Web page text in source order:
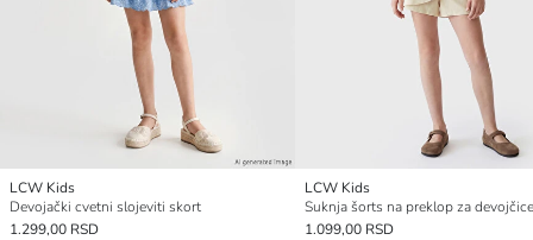
LCW Kids
Devojački cvetni slojeviti skort
1.299,00 RSD
LCW Kids
Suknja šorts na preklop za devojčice
1.099,00 RSD